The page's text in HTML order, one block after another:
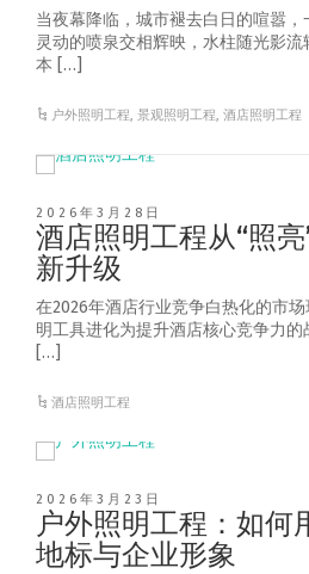
当夜幕降临，城市褪去白日的喧嚣
灵动的喷泉交相辉映，水柱随光影
本 […]
户外照明工程,景观照明工程,酒店照明工程
2026年3月28日
酒店照明工程从“照亮
新升级
在2026年酒店行业竞争白热化的市
明工具进化为提升酒店核心竞争力
[…]
酒店照明工程
2026年3月23日
户外照明工程：如何
地标与企业形象